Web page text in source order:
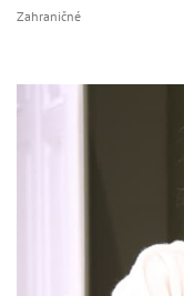
Zahraničné